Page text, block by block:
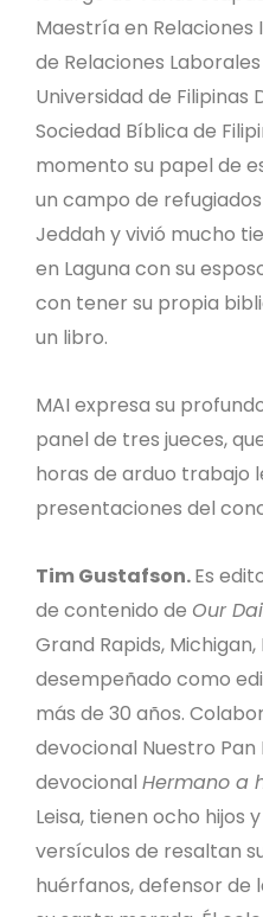
Maestría en Relaciones
de Relaciones
Universidad de Filipinas
Sociedad Bíblica de
momento su papel de
un campo de
Jeddah y vivió mucho
en Laguna con su
con tener su propia
un libro.
MAI expresa su
panel de tres jueces,
horas de arduo trabajo
presentaciones del
Tim Gustafson.Es
de contenido de Our
Grand Rapids, Michigan,
desempeñado como
más de 30 años.
devocional Nuestro
devocional Hermano a
Leisa, tienen ocho hijos
versículos de resaltan
huérfanos, defensor de